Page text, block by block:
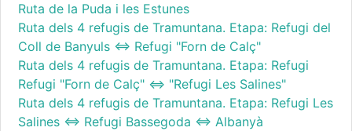
Ruta de la Puda i les Estunes
Ruta dels 4 refugis de Tramuntana. Etapa: Refugi del
Coll de Banyuls <=> Refugi "Forn de Calç"
Ruta dels 4 refugis de Tramuntana. Etapa: Refugi
Refugi "Forn de Calç" <=> "Refugi Les Salines"
Ruta dels 4 refugis de Tramuntana. Etapa: Refugi Les
Salines <=> Refugi Bassegoda <=> Albanyà